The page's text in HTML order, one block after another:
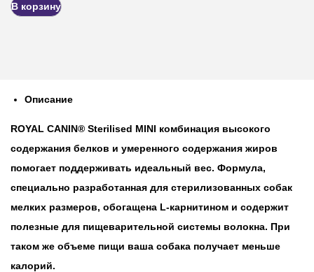
В корзину
Описание
ROYAL CANIN® Sterilised MINI комбинация высокого
содержания белков и умеренного содержания жиров
помогает поддерживать идеальный вес. Формула,
специально разработанная для стерилизованных собак
мелких размеров, обогащена L-карнитином и содержит
полезные для пищеварительной системы волокна. При
таком же объеме пищи ваша собака получает меньше
калорий.